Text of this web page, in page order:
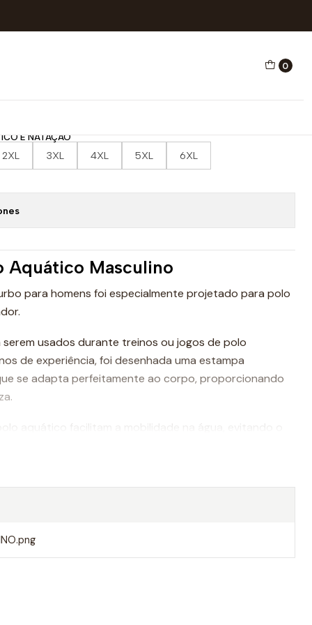
0
E NATAÇÃO CCCP
E NATAÇÃO
E NATAÇÃO
2XL 3XL 4XL 5XL 6XL
Aquático Masculino
para homens foi especialmente projetado para polo
usados durante treinos ou jogos de polo
de experiência, foi desenhada uma estampa
se adapta perfeitamente ao corpo, proporcionando
aquático facilitam a mobilidade na água, evitando o
movimento mais rápido ao nadar.
são da melhor qualidade, sempre utilizando
calção masculino Turbo polo